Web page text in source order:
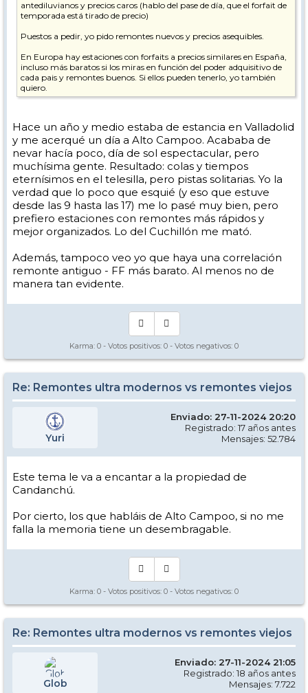
antediluvianos y precios caros (hablo del pase de día, que el forfait de
temporada está tirado de precio)
Puestos a pedir, yo pido remontes nuevos y precios asequibles.
En Europa hay estaciones con forfaits a precios similares en España,
incluso más baratos si los miras en función del poder adquisitivo de
cada pais y remontes buenos. Si ellos pueden tenerlo, yo también
quiero.
Hace un año y medio estaba de estancia en Valladolid
y me acerqué un día a Alto Campoo. Acababa de
nevar hacía poco, día de sol espectacular, pero
muchísima gente. Resultado: colas y tiempos
eternísimos en el telesilla, pero pistas solitarias. Yo la
verdad que lo poco que esquié (y eso que estuve
desde las 9 hasta las 17) me lo pasé muy bien, pero
prefiero estaciones con remontes más rápidos y
mejor organizados. Lo del Cuchillón me mató.
Además, tampoco veo yo que haya una correlación
remonte antiguo - FF más barato. Al menos no de
manera tan evidente.
Karma: 0 - Votos positivos: 0 - Votos negativos: 0
Re: Remontes ultra modernos vs remontes viejos
Yuri
Enviado: 27-11-2024 20:20
Registrado: 17 años antes
Mensajes: 52.784
Este tema le va a encantar a la propiedad de
Candanchú.
Por cierto, los que habláis de Alto Campoo, si no me
falla la memoria tiene un desembragable.
Karma: 0 - Votos positivos: 0 - Votos negativos: 0
Re: Remontes ultra modernos vs remontes viejos
Glob
Enviado: 27-11-2024 21:05
Registrado: 18 años antes
Mensajes: 7.722